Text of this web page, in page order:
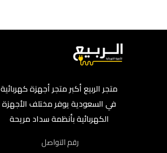
متجر الربيع أكبر متجر أجهزة كهربائية
في السعودية يوفر مختلف الأجهزة
الكهربائية بأنظمة سداد مريحة
رقم التواصل